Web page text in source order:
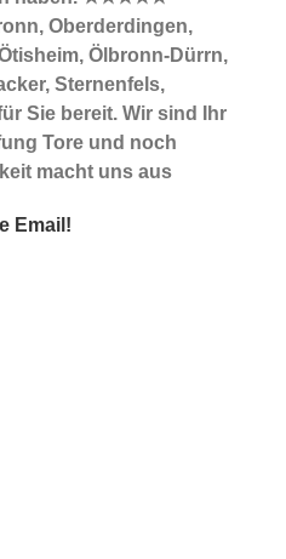
Oberderdingen,
Ölbronn-Dürrn,
Sternenfels,
Sie bereit. Wir sind Ihr
Tore und noch
macht uns aus
Email!